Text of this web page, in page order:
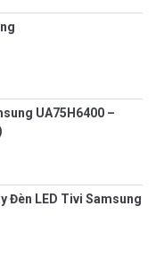
UA75H6400 –
Đèn LED Tivi Samsung